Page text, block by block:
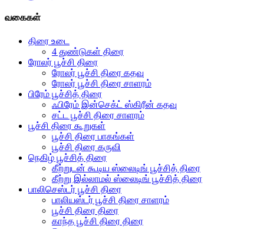
வகைகள்
திரை உடை
4 துண்டுகள் திரை
ரோலர் பூச்சி திரை
ரோலர் பூச்சி திரை கதவு
ரோலர் பூச்சி திரை சாளரம்
பிரேம் பூச்சித் திரை
ஃபிரேம் இன்செக்ட் ஸ்கிரீன் கதவு
சட்ட பூச்சி திரை சாளரம்
பூச்சி திரை கூறுகள்
பூச்சி திரை பாகங்கள்
பூச்சி திரை கருவி
நெகிழ் பூச்சித் திரை
கீற்றுடன் கூடிய ஸ்லைடிங் பூச்சித் திரை
கீற்று இல்லாமல் ஸ்லைடிங் பூச்சித் திரை
பாலிசெஸ்டர் பூச்சி திரை
பாலியஸ்டர் பூச்சி திரை சாளரம்
பூச்சி திரை திரை
காந்த பூச்சி திரை திரை